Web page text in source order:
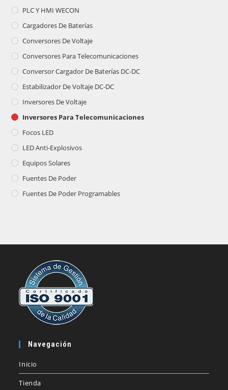
PLC Y HMI WECON
Cargadores De Baterías
Conversores De Voltaje
Conversores Para Telecomunicaciones
Conversor Cargador De Baterías DC-DC
Estabilizador De Voltaje DC-DC
Inversores De Voltaje
Inversores Para Telecomunicaciones
Focos LED
LED Anti-Explosivos
Equipos Solares
Fuentes De Poder
Fuentes De Poder Programables
Navegación
Inicio
Tienda